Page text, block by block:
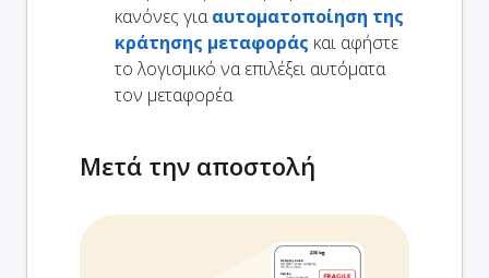
κανόνες γιααυτοματοποίηση της
κράτησης μεταφοράς και αφήστε
το λογισμικό να επιλέξει αυτόματα
τον μεταφορέα
Μετά την αποστολή